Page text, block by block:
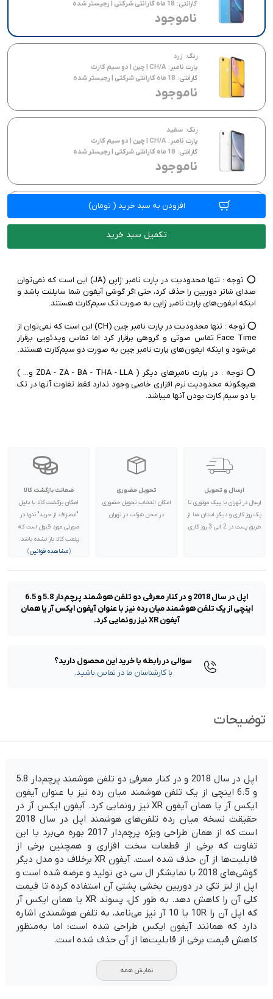
گارانتی: 18 ماه گارانتی شرکتی | رجیستر شده
ناموجود
رنگ: زرد
پارت نامبر: CH/A | چین | دو سیم کارت
گارانتی: 18 ماه گارانتی شرکتی | رجیستر شده
ناموجود
رنگ: سفید
پارت نامبر: CH/A | چین | دو سیم کارت
گارانتی: 18 ماه گارانتی شرکتی | رجیستر شده
ناموجود
رنگ:مشکی
گارانتی:18 ماه گارانتی شرکتی | رجیستر شده
ناموجود
رنگ: کورال
پارت نامبر: CH/A | چین | دو سیم کارت
گارانتی:
رنگ:قرمز
گارانتی:18 ماه گارانتی شرکتی | رجیستر شده
ناموجود
افزودن به سبد خرید ( تومان)
تکمیل سبد خرید
⭕️ توجه :‌ تنها محدودیت در پارت نامبر ژاپن (JA) این است که نمی‌توان
صدای شاتر دوربین را حذف کرد، حتی اگر گوشی آیفون شما سایلنت باشد و
⭕️ توجه :‌ تنها محدودیت در پارت نامبر چین (CH) این است که نمی‌توان از
Face Time تماس صوتی و گروهی برقرار کرد اما تماس ویدئویی برقرار
⭕️ توجه :‌ در پارت نامبرهای دیگر ( ZDA - ZA - BA - THA - LLA و... )
هیچگونه محدودیت نرم افزاری خاصی وجود ندارد فقط تفاوت آنها در تک
یا دو سیم کارت بودن آنها میباشد.
ارسال و تحویل
ارسال در تهران با پیک موتوری تا
یک روز کاری و دیگر استان ها از
طریق پست در 2 الی 3 روز کاری
تحویل حضوری
امکان انتخاب تحویل حضوری
در محل شرکت در تهران
ضمانت بازگشت کالا
امکان برگشت کالا با دلیل
"انصراف از خرید" تنها در
صورتی مورد قبول است که
پلمب کالا باز نشده باشد.
(مشاهده قوانین)
اپل در سال 2018 و در کنار معرفی دو تلفن هوشمند پرچم‌دار 5.8 و 6.5
اینچی از یک تلفن هوشمند میان رده نیز با عنوان آیفون ایکس آر یا همان
آیفون XR نیز رونمایی کرد.
سوالی در رابطه با خرید این محصول دارید؟
با کارشناسان ما در تماس باشید.
توضیحات
اپل در سال 2018 و در کنار معرفی دو تلفن هوشمند پرچم‌دار 5.8
و 6.5 اینچی از یک تلفن هوشمند میان رده نیز با عنوان آیفون
ایکس آر یا همان آیفون XR نیز رونمایی کرد. آیفون ایکس آر در
حقیقت نسخه میان رده تلفن‌های هوشمند اپل در سال 2018
است که از همان طراحی ویژه پرچم‌دار 2017 بهره می‌برد با این
تفاوت که برخی از قطعات سخت افزاری و همچنین برخی از
قابلیت‌ها از آن حذف شده است. آیفون XR برخلاف دو مدل دیگر
گوشی‌های 2018 با نمایشگر ال سی دی تولید و عرضه شده است و
اپل از لنز تکی در دوربین بخشی پشتی آن استفاده کرده تا قیمت
کلی آن را کاهش دهد. به طور کل، پسوند XR یا همان ایکس آر
که اپل آن را 10R یا 10 آر نیز می‌نامد، به تلفن هوشمندی اشاره
دارد که همانند آیفون ایکس طراحی شده است؛ اما به‌منظور
کاهش قیمت برخی از قابلیت‌ها از آن حذف شده است.
نمایش همه